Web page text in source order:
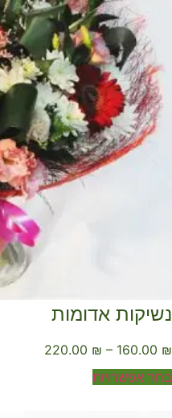
אדומות
160.00
–
₪
220.00
אפשרויות